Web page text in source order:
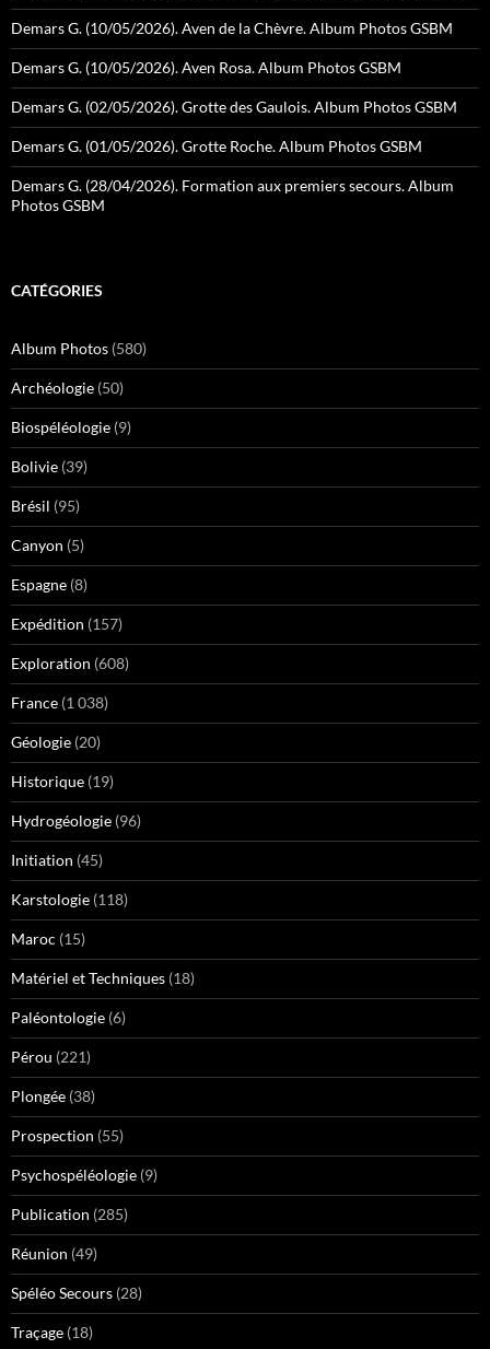
Demars G. (10/05/2026). Aven de la Chèvre. Album Photos GSBM
Demars G. (10/05/2026). Aven Rosa. Album Photos GSBM
Demars G. (02/05/2026). Grotte des Gaulois. Album Photos GSBM
Demars G. (01/05/2026). Grotte Roche. Album Photos GSBM
Demars G. (28/04/2026). Formation aux premiers secours. Album
Photos GSBM
CATÉGORIES
Album Photos (580)
Archéologie (50)
Biospéléologie (9)
Bolivie (39)
Brésil (95)
Canyon (5)
Espagne (8)
Expédition (157)
Exploration (608)
France (1 038)
Géologie (20)
Historique (19)
Hydrogéologie (96)
Initiation (45)
Karstologie (118)
Maroc (15)
Matériel et Techniques (18)
Paléontologie (6)
Pérou (221)
Plongée (38)
Prospection (55)
Psychospéléologie (9)
Publication (285)
Réunion (49)
Spéléo Secours (28)
Traçage (18)